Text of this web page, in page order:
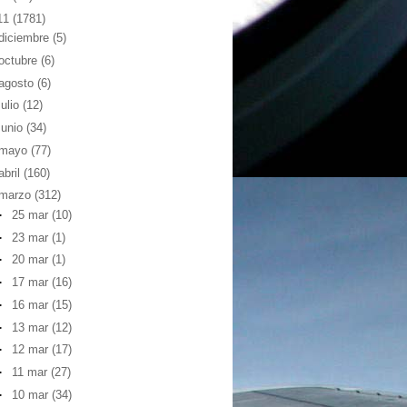
(1781)
(5)
(6)
(6)
julio (12)
junio (34)
mayo (77)
(160)
marzo (312)
25 mar(10)
23 mar(1)
20 mar(1)
17 mar(16)
16 mar(15)
13 mar(12)
12 mar(17)
11 mar(27)
10 mar(34)